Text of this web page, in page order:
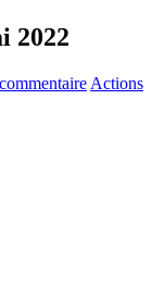
2022
Actions